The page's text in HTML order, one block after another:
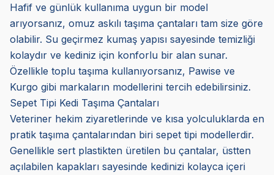
Hafif ve günlük kullanıma uygun bir model
arıyorsanız, omuz askılı taşıma çantaları tam size göre
olabilir. Su geçirmez kumaş yapısı sayesinde temizliği
kolaydır ve kediniz için konforlu bir alan sunar.
Özellikle toplu taşıma kullanıyorsanız, Pawise ve
Kurgo gibi markaların modellerini tercih edebilirsiniz.
Sepet Tipi Kedi Taşıma Çantaları
Veteriner hekim ziyaretlerinde ve kısa yolculuklarda en
pratik taşıma çantalarından biri sepet tipi modellerdir.
Genellikle sert plastikten üretilen bu çantalar, üstten
açılabilen kapakları sayesinde kedinizi kolayca içeri